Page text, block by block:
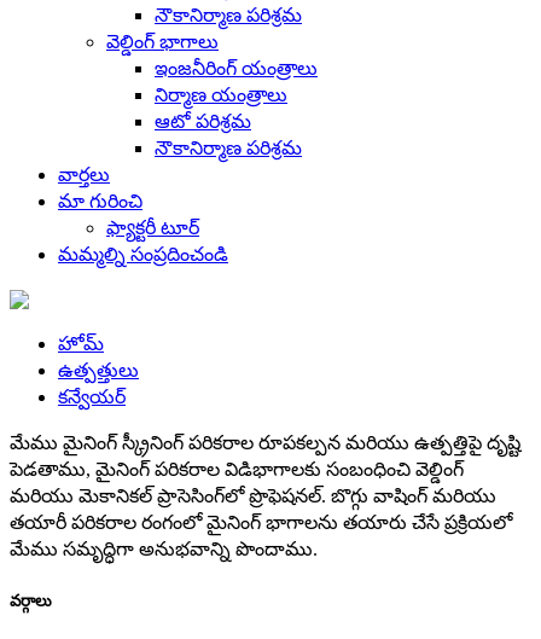
నౌకానిర్మాణ పరిశ్రమ
వెల్డింగ్ భాగాలు
ఇంజనీరింగ్ యంత్రాలు
నిర్మాణ యంత్రాలు
ఆటో పరిశ్రమ
నౌకానిర్మాణ పరిశ్రమ
వార్తలు
మా గురించి
ఫ్యాక్టరీ టూర్
మమ్మల్ని సంప్రదించండి
హోమ్
ఉత్పత్తులు
కన్వేయర్
మేము మైనింగ్ స్క్రీనింగ్ పరికరాల రూపకల్పన మరియు ఉత్పత్తిపై దృష్టి
పెడతాము, మైనింగ్ పరికరాల విడిభాగాలకు సంబంధించి వెల్డింగ్
మరియు మెకానికల్ ప్రాసెసింగ్‌లో ప్రొఫెషనల్. బొగ్గు వాషింగ్ మరియు
తయారీ పరికరాల రంగంలో మైనింగ్ భాగాలను తయారు చేసే ప్రక్రియలో
మేము సమృద్ధిగా అనుభవాన్ని పొందాము.
వర్గాలు